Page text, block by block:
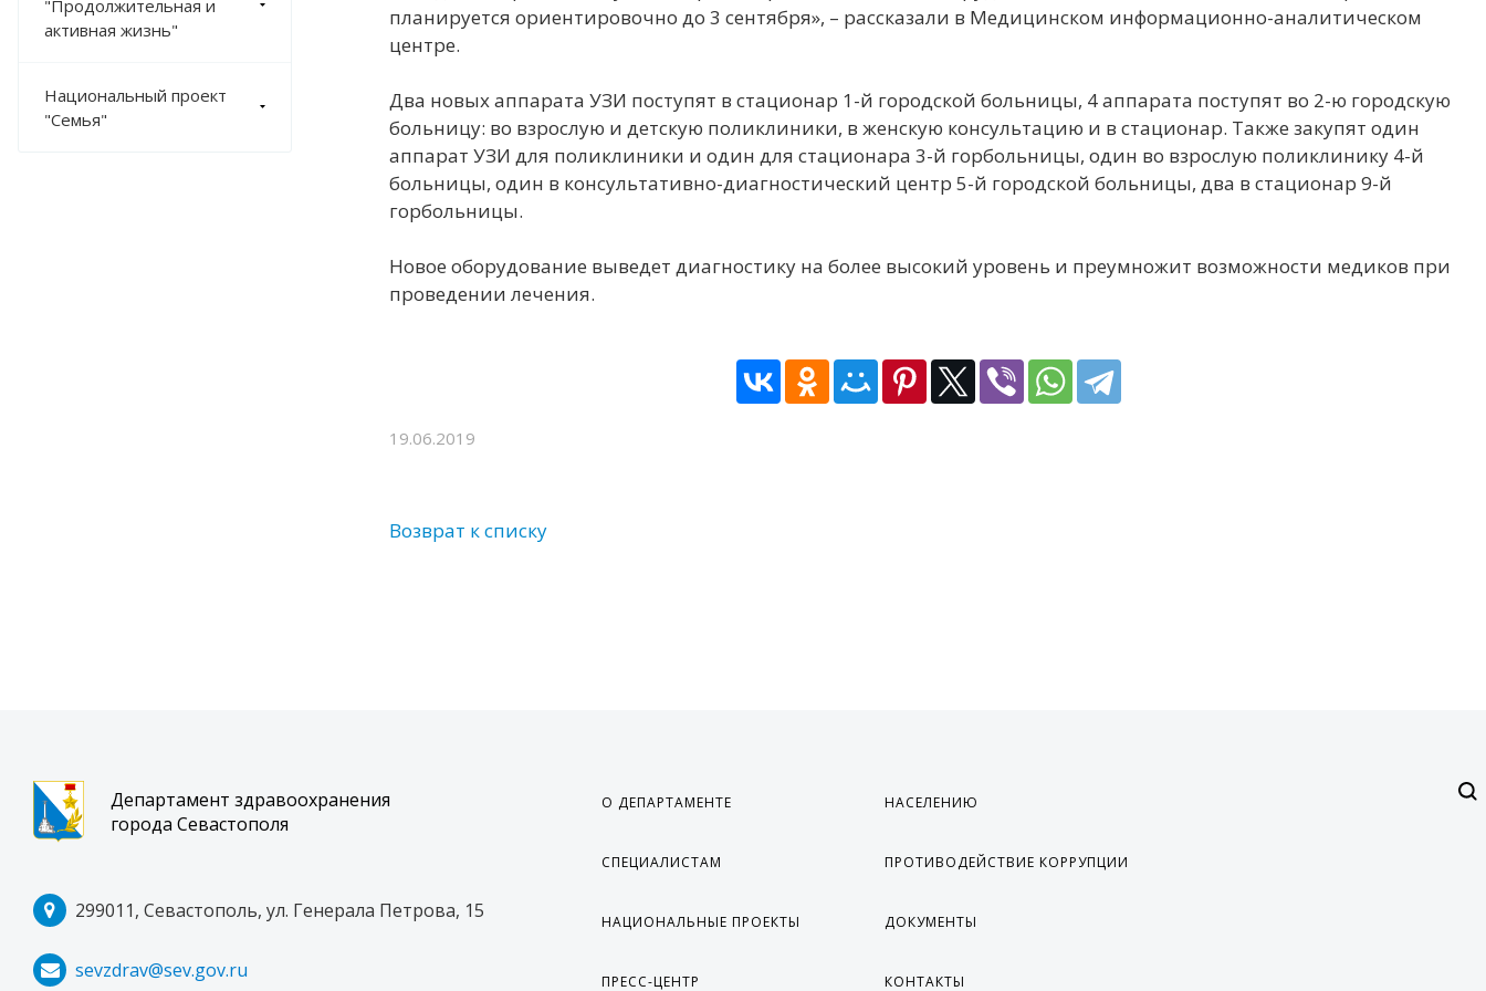
"Продолжительная и
активная жизнь"
Национальный проект
"Семья"
планируется ориентировочно до 3 сентября», – рассказали в Медицинском информационно-аналитическом
центре.
Два новых аппарата УЗИ поступят в стационар 1-й городской больницы, 4 аппарата поступят во 2-ю городскую
больницу: во взрослую и детскую поликлиники, в женскую консультацию и в стационар. Также закупят один
аппарат УЗИ для поликлиники и один для стационара 3-й горбольницы, один во взрослую поликлинику 4-й
больницы, один в консультативно-диагностический центр 5-й городской больницы, два в стационар 9-й
горбольницы.
Новое оборудование выведет диагностику на более высокий уровень и преумножит возможности медиков при
проведении лечения.
19.06.2019
Возврат к списку
Департамент здравоохранения
города Севастополя
299011, Севастополь, ул. Генерала Петрова, 15
sevzdrav@sev.gov.ru
О ДЕПАРТАМЕНТЕ НАСЕЛЕНИЮ
СПЕЦИАЛИСТАМ ПРОТИВОДЕЙСТВИЕ КОРРУПЦИИ
НАЦИОНАЛЬНЫЕ ПРОЕКТЫ ДОКУМЕНТЫ
ПРЕСС-ЦЕНТР КОНТАКТЫ
НОВОСТИ
ПРОТИВОДЕЙСТВИЕ ТЕРРОРИЗМУ И ЭКСТРЕМИЗМУ